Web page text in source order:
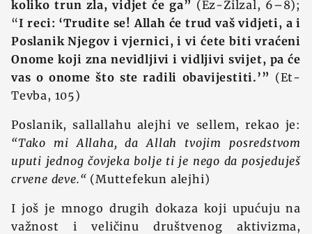
koliko trun zla, vidjet će ga” (Ez-Zilzal, 6–8);
“I reci: ‘Trudite se! Allah će trud vaš vidjeti, a i
Poslanik Njegov i vjernici, i vi ćete biti vraćeni
Onome koji zna nevidljivi i vidljivi svijet, pa će
vas o onome što ste radili obavijestiti.’” (Et-
Tevba, 105)
Poslanik, sallallahu alejhi ve sellem, rekao je:
“Tako mi Allaha, da Allah tvojim posredstvom
uputi jednog čovjeka bolje ti je nego da posjeduješ
crvene deve.“ (Muttefekun alejhi)
I još je mnogo drugih dokaza koji upućuju na
važnost i veličinu društvenog aktivizma,